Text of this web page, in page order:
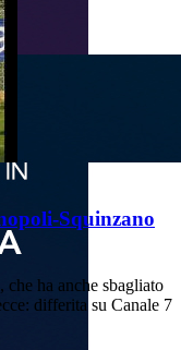
Squinzano
ha anche sbagliato
differita su Canale 7